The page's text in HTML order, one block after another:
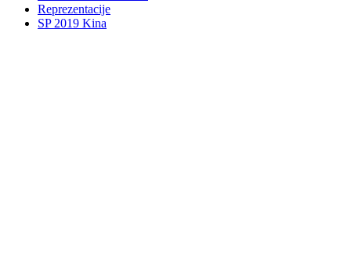
Reprezentacije
SP 2019 Kina